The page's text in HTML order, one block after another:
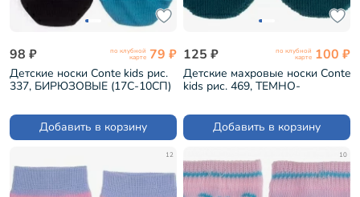
98 ₽ по клубной
карте 79 ₽
Детские носки Conte kids рис.
337, БИРЮЗОВЫЕ (17С-10СП)
Добавить в корзину
125 ₽ по клубной
карте 100 ₽
Детские махровые носки Conte
kids рис. 469, ТЕМНО-
Добавить в корзину
12 10